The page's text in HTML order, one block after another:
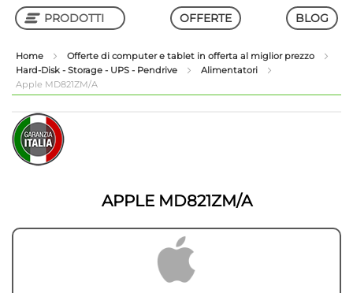
PRODOTTI
Shop in Shop
OFFERTE BLOG
Home
Offerte di computer e tablet in offerta al miglior prezzo
Hard-Disk - Storage - UPS - Pendrive
Alimentatori
Apple MD821ZM/A
Vai
alla
fine
della
Vai
all'inizio
della
galleria
APPLE MD821ZM/A